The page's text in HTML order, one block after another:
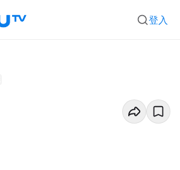
登入